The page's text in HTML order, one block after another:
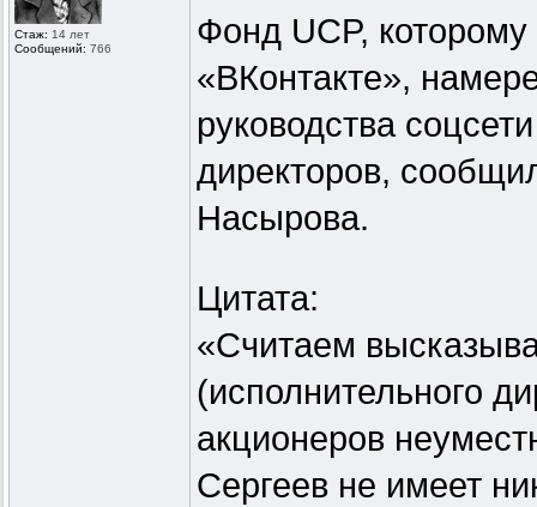
Стаж: 14 лет
Сообщений: 766
Фонд UCP,
«ВКонтакте»,
руководства
директоров,
Насырова.
Цитата:
«Считаем
(исполнительного
акционеров
Сергеев не имеет